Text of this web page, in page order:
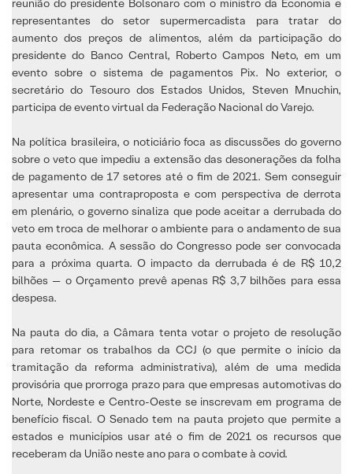
reunião do presidente Bolsonaro com o ministro da Economia e
representantes do setor supermercadista para tratar do
aumento dos preços de alimentos, além da participação do
presidente do Banco Central, Roberto Campos Neto, em um
evento sobre o sistema de pagamentos Pix. No exterior, o
secretário do Tesouro dos Estados Unidos, Steven Mnuchin,
participa de evento virtual da Federação Nacional do Varejo.
Na política brasileira, o noticiário foca as discussões do governo
sobre o veto que impediu a extensão das desonerações da folha
de pagamento de 17 setores até o fim de 2021. Sem conseguir
apresentar uma contraproposta e com perspectiva de derrota
em plenário, o governo sinaliza que pode aceitar a derrubada do
veto em troca de melhorar o ambiente para o andamento de sua
pauta econômica. A sessão do Congresso pode ser convocada
para a próxima quarta. O impacto da derrubada é de R$ 10,2
bilhões — o Orçamento prevê apenas R$ 3,7 bilhões para essa
despesa.
Na pauta do dia, a Câmara tenta votar o projeto de resolução
para retomar os trabalhos da CCJ (o que permite o início da
tramitação da reforma administrativa), além de uma medida
provisória que prorroga prazo para que empresas automotivas do
Norte, Nordeste e Centro-Oeste se inscrevam em programa de
benefício fiscal. O Senado tem na pauta projeto que permite a
estados e municípios usar até o fim de 2021 os recursos que
receberam da União neste ano para o combate à covid.